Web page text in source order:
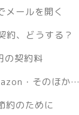
メールを開く
約、どうする？
の契約料
・そのほか…
約のために